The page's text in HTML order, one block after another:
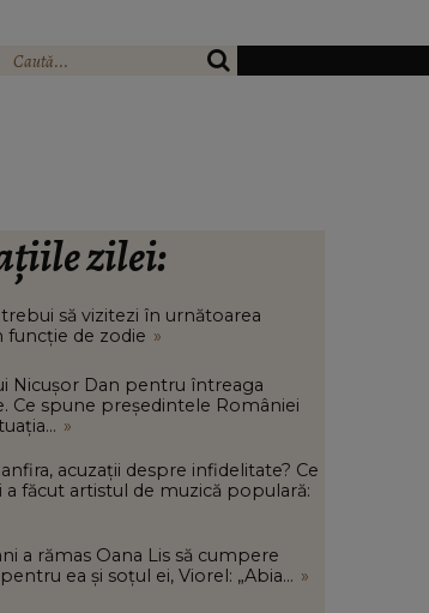
zilei:
trebui să vizitezi în urnătoarea
funcție de zodie »
Nicușor Dan pentru întreaga
Ce spune președintele României
»
acuzații despre infidelitate? Ce
a făcut artistul de muzică populară:
a rămas Oana Lis să cumpere
ea și soțul ei, Viorel: „Abia... »